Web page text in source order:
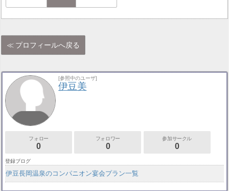
プロフィールへ戻る
[参照中のユーザ]
伊豆美
フォロー
0
フォロワー
0
参加サークル
0
登録ブログ
伊豆長岡温泉のコンパニオン宴会プラン一覧